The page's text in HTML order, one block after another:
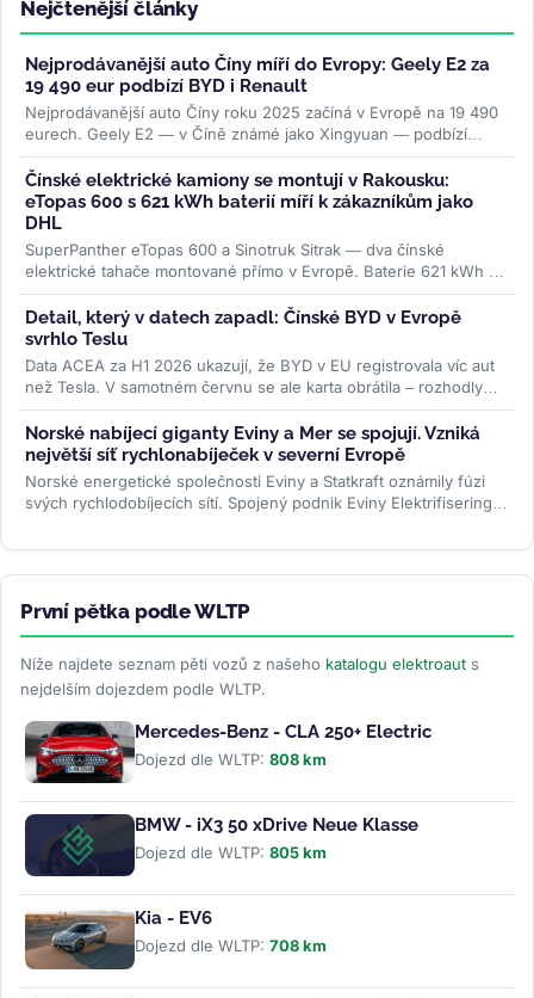
Nejčtenější články
Nejprodávanější auto Číny míří do Evropy: Geely E2 za
19 490 eur podbízí BYD i Renault
Nejprodávanější auto Číny roku 2025 začíná v Evropě na 19 490
eurech. Geely E2 — v Číně známé jako Xingyuan — podbízí
BYD...>>
Čínské elektrické kamiony se montují v Rakousku:
eTopas 600 s 621 kWh baterií míří k zákazníkům jako
DHL
SuperPanther eTopas 600 a Sinotruk Sitrak — dva čínské
elektrické tahače montované přímo v Evropě. Baterie 621 kWh od
CATL, reálný...>>
Detail, který v datech zapadl: Čínské BYD v Evropě
svrhlo Teslu
Data ACEA za H1 2026 ukazují, že BYD v EU registrovala víc aut
než Tesla. V samotném červnu se ale karta obrátila – rozhodly
ceny paliv i...>>
Norské nabíjecí giganty Eviny a Mer se spojují. Vzniká
největší síť rychlonabíječek v severní Evropě
Norské energetické společnosti Eviny a Statkraft oznámily fúzi
svých rychlodobíjecích sítí. Spojený podnik Eviny Elektrifisering
První pětka podle WLTP
Níže najdete seznam pěti vozů z našeho katalogu elektroaut s
nejdelším dojezdem podle WLTP.
Mercedes-Benz - CLA 250+ Electric
Dojezd dle WLTP: 808 km
BMW - iX3 50 xDrive Neue Klasse
Dojezd dle WLTP: 805 km
Kia - EV6
Dojezd dle WLTP: 708 km